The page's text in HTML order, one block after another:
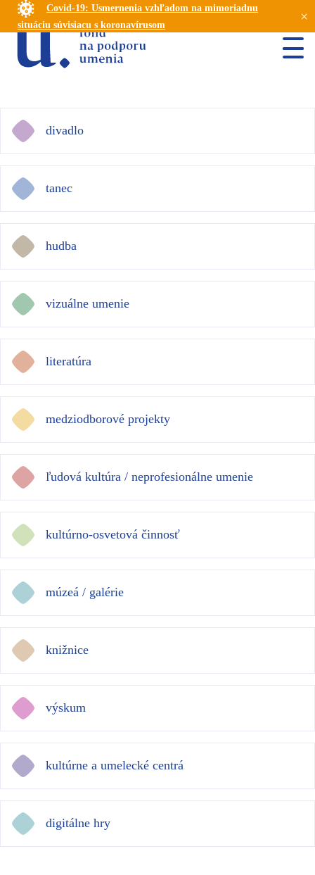
Covid-19: Usmernenia vzhľadom na mimoriadnu
situáciu súvisiacu s koronavírusom
×
divadlo
tanec
hudba
vizuálne umenie
literatúra
medziodborové projekty
ľudová kultúra / neprofesionálne umenie
kultúrno-osvetová činnosť
múzeá / galérie
knižnice
výskum
kultúrne a umelecké centrá
digitálne hry